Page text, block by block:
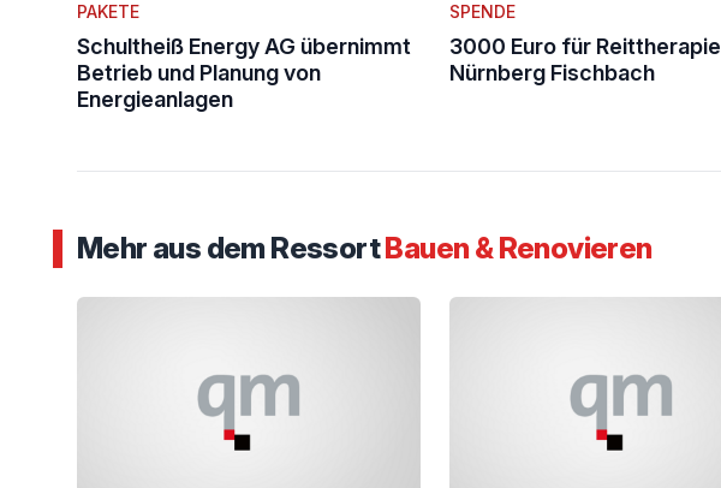
PAKETE
Schultheiß Energy AG übernimmt
Betrieb und Planung von
Energieanlagen
SPENDE
3000 Euro für Reittherapie
Nürnberg Fischbach
Mehr aus dem RessortBauen & Renovieren